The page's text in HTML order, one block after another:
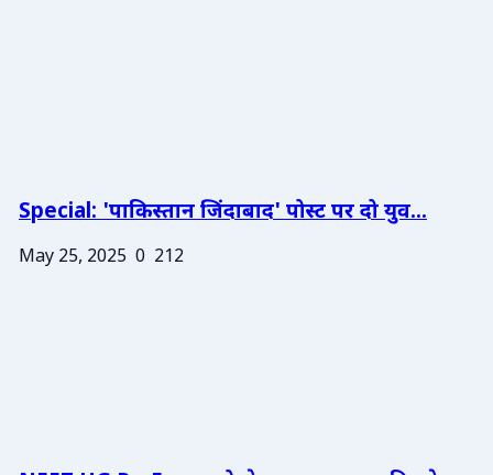
Special: 'पाकिस्तान जिंदाबाद' पोस्ट पर दो युव...
May 25, 2025 0 212